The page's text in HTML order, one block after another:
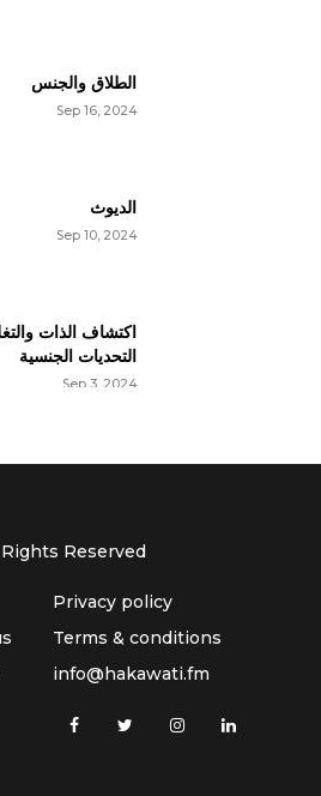
الطلاق والجنس
Sep 16, 2024
الديوث
Sep 10, 2024
اكتشاف الذات
التحديات الجنسية
Sep 3, 2024
الوظيفة الجنسية
Aug 20, 2024
Reserved
Privacy policy
Terms & conditions
info@hakawati.fm